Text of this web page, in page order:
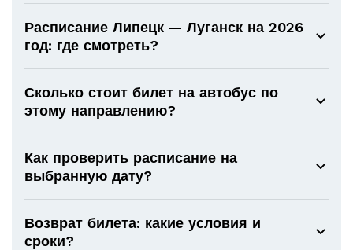
Расписание Липецк — Луганск на 2026
год: где смотреть?
Сколько стоит билет на автобус по
этому направлению?
Как проверить расписание на
выбранную дату?
Возврат билета: какие условия и
сроки?